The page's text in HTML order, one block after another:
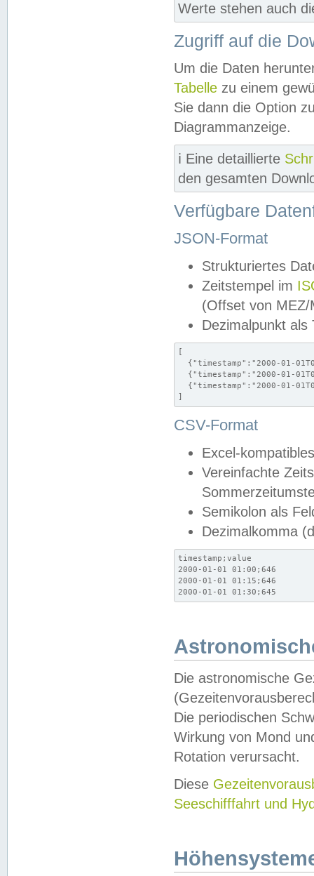
Werte stehen auch
Zugriff auf die
Um die Daten
Tabelle zu einem
Sie dann die Option
Diagrammanzeige.
ℹ️ Eine detaillierte
den gesamten
Verfügbare
JSON-Format
Strukturiertes
Zeitstempel im
(Offset von MEZ/
Dezimalpunkt als
[
{"timestamp":"2000-01-
{"timestamp":"2000-01-
{"timestamp":"2000-01-
]
CSV-Format
Excel-
Vereinfachte
Semikolon als
Dezimalkomma
timestamp;value
2000-01-01 01:00;646
2000-01-01 01:15;646
2000-01-01 01:30;645
Die astronomische
Die periodischen
Wirkung von Mond
Rotation verursacht.
Diese
Seeschifffahrt und